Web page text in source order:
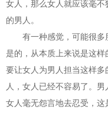
女人，那么女人就应该毫
的男人。
有一种感觉，可能很多
是的，从本质上来说是这
要让女人为男人担当这样
人，女人已经不容易了。
女人毫无怨言地去忍受，这